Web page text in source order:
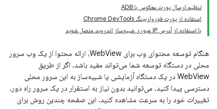
تنظیم ارسال پورت معکوس با ADB
استفاده از پورت فورواردینگ Chrome DevTools
با استفاده از آدرس IP عبوری شبیه‌ساز اندروید متصل شوید
هنگام توسعه محتوای وب برای WebView، ارائه محتوا از یک وب سرور
محلی در دستگاه توسعه شما می‌تواند مفید باشد. اگر از طریق
WebView در یک دستگاه آزمایشی یا شبیه‌ساز به این سرور محلی
دسترسی پیدا کنید، می‌توانید بدون نیاز به استقرار در یک سرور راه دور،
تغییرات خود را به سرعت مشاهده کنید. این صفحه چندین روش برای